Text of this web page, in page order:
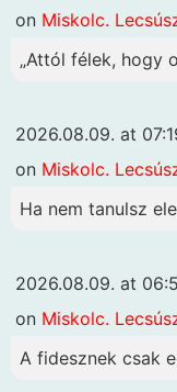
on Miskolc.
„Attól félek, hogy
2026.08.09. at
on Miskolc.
Ha nem tanulsz
2026.08.09. at
on Miskolc.
A fidesznek csak